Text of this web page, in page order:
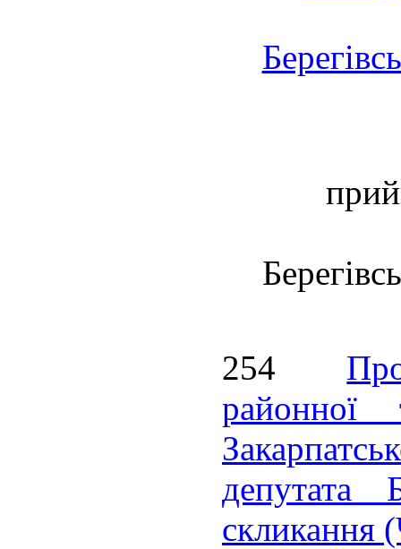
254
районної
депутата
скликання